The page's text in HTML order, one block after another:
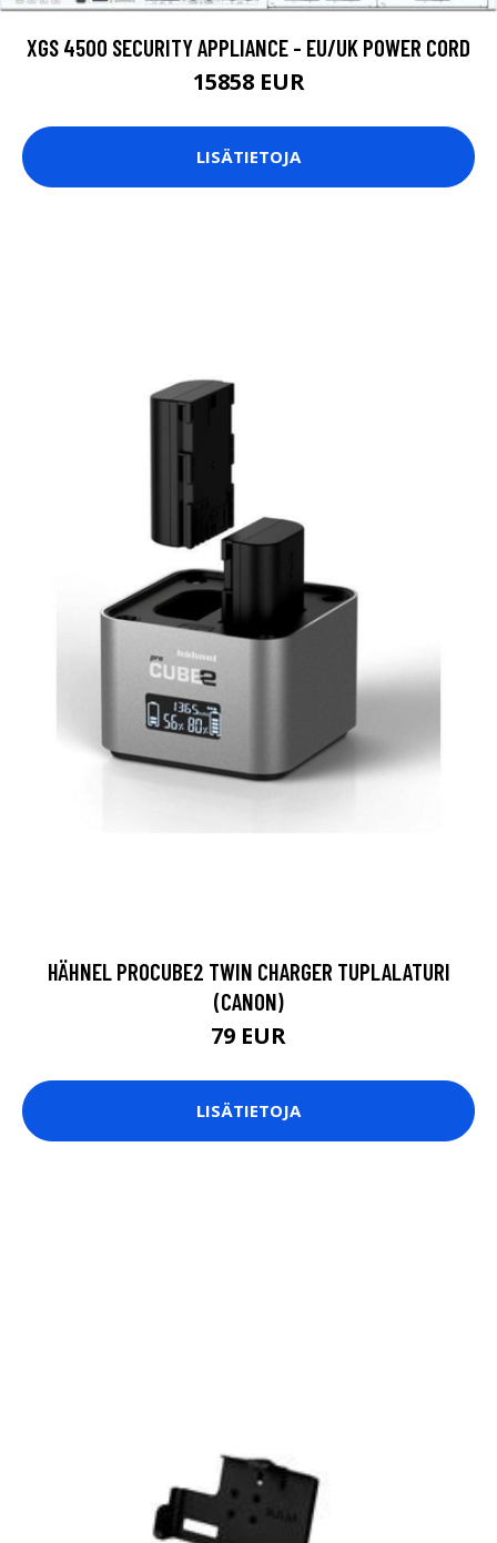
XGS 4500 SECURITY APPLIANCE - EU/UK POWER CORD
15858 EUR
LISÄTIETOJA
HÄHNEL PROCUBE2 TWIN CHARGER TUPLALATURI
(CANON)
79 EUR
LISÄTIETOJA